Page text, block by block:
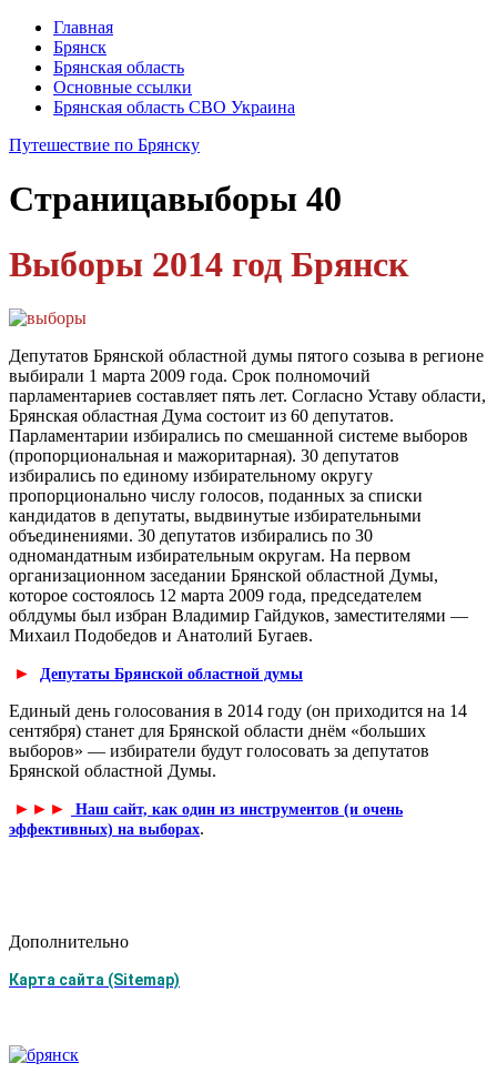
Главная
Брянск
Брянская область
Основные ссылки
Брянская область СВО Украина
Путешествие по Брянску
Страницавыборы 40
Выборы 2014 год Брянск
Депутатов Брянской областной думы пятого созыва в регионе
выбирали 1 марта 2009 года. Срок полномочий
парламентариев составляет пять лет. Согласно Уставу области,
Брянская областная Дума состоит из 60 депутатов.
Парламентарии избирались по смешанной системе выборов
(пропорциональная и мажоритарная). 30 депутатов
избирались по единому избирательному округу
пропорционально числу голосов, поданных за списки
кандидатов в депутаты, выдвинутые избирательными
объединениями. 30 депутатов избирались по 30
одномандатным избирательным округам. На первом
организационном заседании Брянской областной Думы,
которое состоялось 12 марта 2009 года, председателем
облдумы был избран Владимир Гайдуков, заместителями —
Михаил Подобедов и Анатолий Бугаев.
►
Депутаты Брянской областной думы
Единый день голосования в 2014 году (он приходится на 14
сентября) станет для Брянской области днём «больших
выборов» — избиратели будут голосовать за депутатов
Брянской областной Думы.
► ► ►
Наш сайт, как один из инструментов (и очень
эффективных) на выборах.
Дополнительно
Карта сайта (Sitemap)